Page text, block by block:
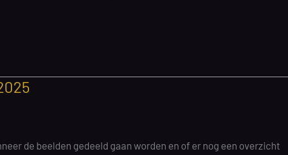
de beelden gedeeld gaan worden en of er nog een overzicht